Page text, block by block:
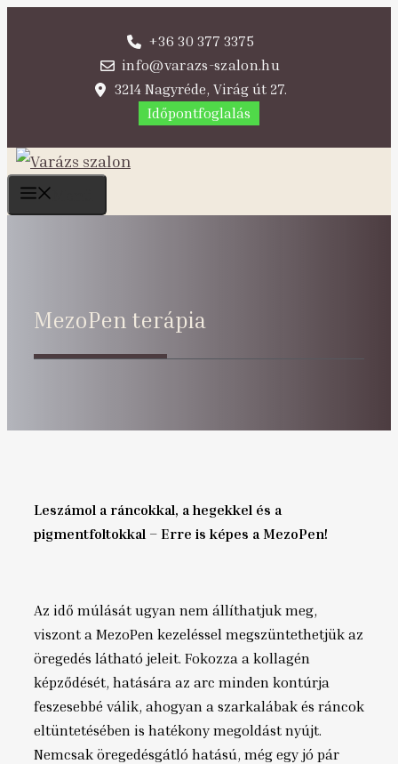
+36 30 377 3375
info@varazs-szalon.hu
3214 Nagyréde, Virág út 27.
Időpontfoglalás
MezoPen terápia
Leszámol a ráncokkal, a hegekkel és a
pigmentfoltokkal – Erre is képes a MezoPen!
Az idő múlását ugyan nem állíthatjuk meg,
viszont a MezoPen kezeléssel megszüntethetjük az
öregedés látható jeleit. Fokozza a kollagén
képződését, hatására az arc minden kontúrja
feszesebbé válik, ahogyan a szarkalábak és ráncok
eltüntetésében is hatékony megoldást nyújt.
Nemcsak öregedésgátló hatású, még egy jó pár